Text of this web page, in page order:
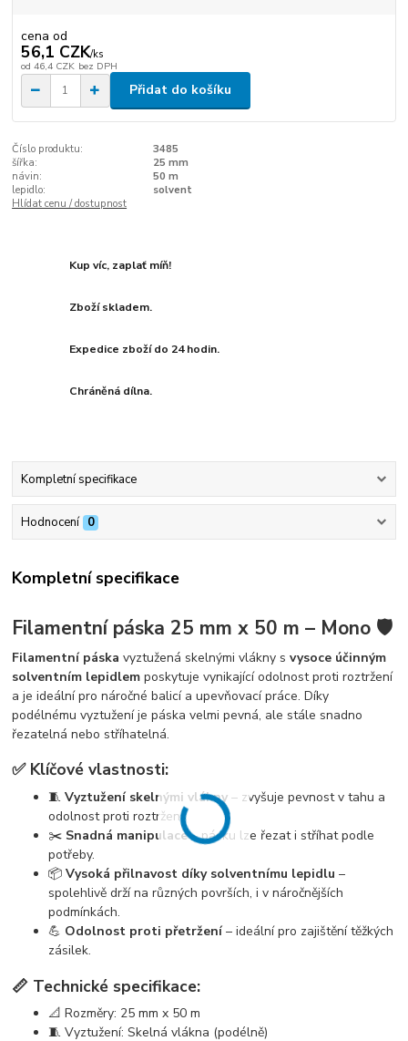
cena od
56,1 CZK/ks
od 46,4 CZK bez DPH
Přidat do košíku
Číslo produktu:
3485
šířka:
25 mm
návin:
50 m
lepidlo:
solvent
Hlídat cenu / dostupnost
Kup víc, zaplať míň!
Zboží skladem.
Expedice zboží do 24 hodin.
Chráněná dílna.
Kompletní specifikace
Hodnocení 0
Kompletní specifikace
Filamentní páska 25 mm x 50 m – Mono 🛡️
Filamentní páska vyztužená skelnými vlákny svysoce účinným
solventním lepidlem poskytuje vynikající odolnost proti roztržení
a je ideální pro náročné balicí a upevňovací práce. Díky
podélnému vyztužení je páska velmi pevná, ale stále snadno
řezatelná nebo stříhatelná.
✅ Klíčové vlastnosti:
🧵Vyztužení skelnými vlákny – zvyšuje pevnost v tahu a
odolnost proti roztržení.
✂️ Snadná manipulace– pásku lze řezat i stříhat podle
potřeby.
📦Vysoká přilnavost díky solventnímu lepidlu –
spolehlivě drží na různých površích, i v náročnějších
podmínkách.
💪 Odolnost proti přetržení– ideální pro zajištění těžkých
zásilek.
📏 Technické specifikace:
📐 Rozměry: 25 mm x 50 m
🧵 Vyztužení: Skelná vlákna (podélně)